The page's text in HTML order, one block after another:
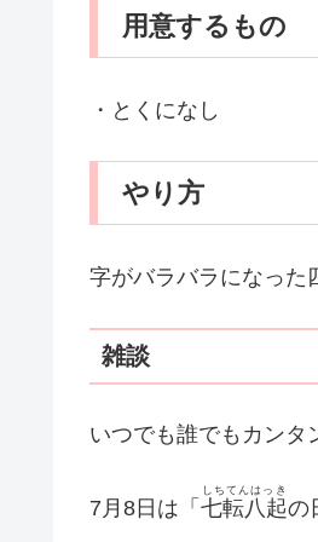
用意するもの
・とくになし
やり方
字がバラバラになった
雑談
いつでも誰でもカンタ
7月8日は「 七転八起
しちてんはっき
の